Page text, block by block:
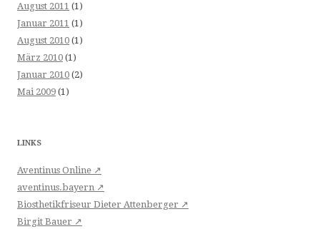
August 2011 (1)
Januar 2011 (1)
August 2010 (1)
März 2010 (1)
Januar 2010 (2)
Mai 2009 (1)
LINKS
Aventinus Online ↗
aventinus.bayern ↗
Biosthetikfriseur Dieter Attenberger ↗
Birgit Bauer ↗